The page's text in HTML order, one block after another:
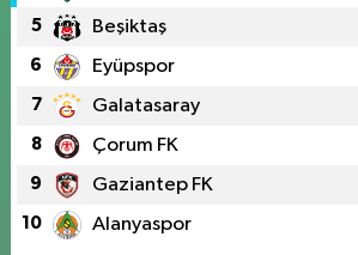
5 Beşiktaş
6 Eyüpspor
7 Galatasaray
8 Çorum FK
9 Gaziantep FK
10 Alanyaspor